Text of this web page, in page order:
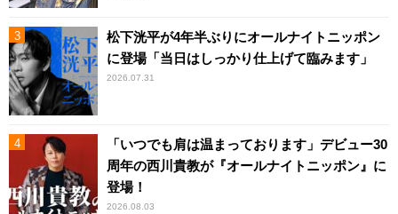
松下洸平が4年半ぶりにオールナイトニッポン
に登場「当日はしっかり仕上げて臨みます」
2026.07.31
「いつでも肩は温まっております」デビュー30
周年の西川貴教が『オールナイトニッポン』に
登場！
2026.08.03